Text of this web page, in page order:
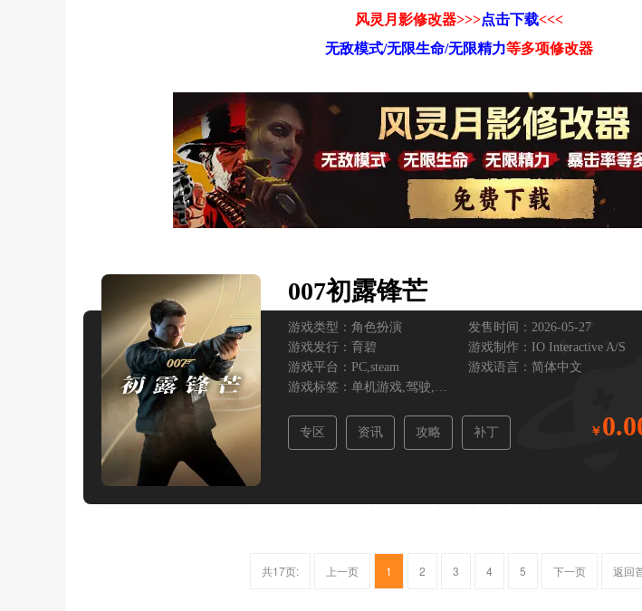
风灵月影修改器>>>点击下载<<<
无敌模式/无限生命/无限精力等多项修改器
007初露锋芒
游戏类型： 角色扮演
发售时间：2026-05-27
游戏发行： 育碧 游戏制作： IO Interactive A/S
游戏平台： PC,steam 游戏语言： 简体中文
游戏标签： 单机游戏,驾驶,第三人称射击,
专区 资讯 攻略 补丁
共17页: 上一页 1 2 3 4 5 下一页 返回